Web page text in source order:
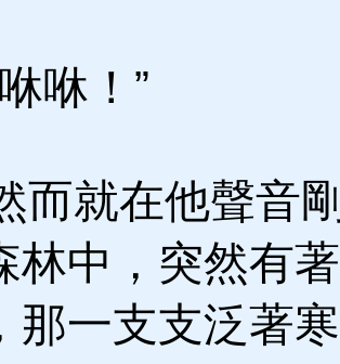
咻！”
就在他聲音
林中，突然有
那一支支泛著